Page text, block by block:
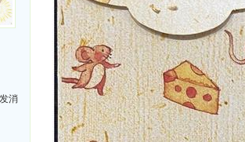
发消